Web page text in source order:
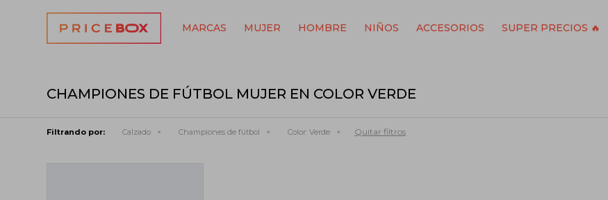
MARCAS MUJER HOMBRE NIÑOS ACCESORIOS SUPER PRECIOS 🔥
CHAMPIONES DE FÚTBOL MUJER EN COLOR VERDE
Filtrando por: Calzado Championes de fútbol Color: Verde Quitar filtros